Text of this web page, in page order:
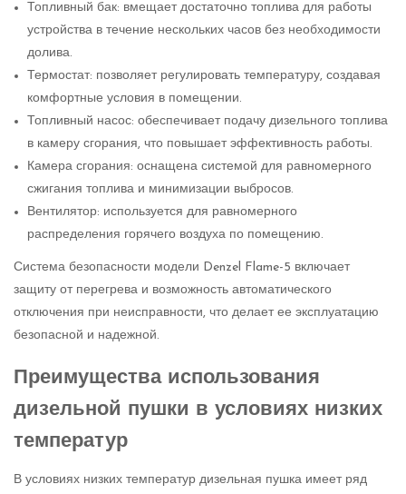
Топливный бак: вмещает достаточно топлива для работы
устройства в течение нескольких часов без необходимости
долива.
Термостат: позволяет регулировать температуру, создавая
комфортные условия в помещении.
Топливный насос: обеспечивает подачу дизельного топлива
в камеру сгорания, что повышает эффективность работы.
Камера сгорания: оснащена системой для равномерного
сжигания топлива и минимизации выбросов.
Вентилятор: используется для равномерного
распределения горячего воздуха по помещению.
Система безопасности модели Denzel Flame-5 включает
защиту от перегрева и возможность автоматического
отключения при неисправности, что делает ее эксплуатацию
безопасной и надежной.
Преимущества использования
дизельной пушки в условиях низких
температур
В условиях низких температур дизельная пушка имеет ряд